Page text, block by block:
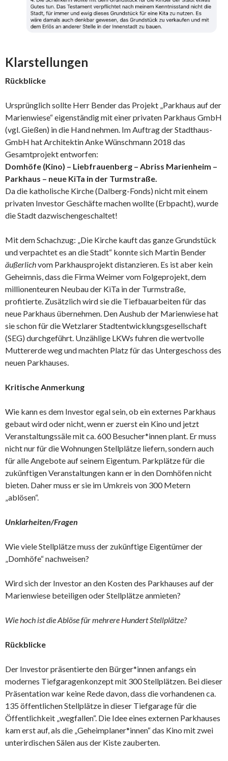
Klarstellungen
Rückblicke
Ursprünglich sollte Herr Bender das Projekt „Parkhaus auf der
Marienwiese“ eigenständig mit einer privaten Parkhaus GmbH
(vgl. Gießen) in die Hand nehmen. Im Auftrag der Stadthaus-
GmbH hat Architektin Anke Wünschmann 2018 das
Gesamtprojekt entworfen:
Domhöfe (Kino) – Liebfrauenberg – Abriss Marienheim –
Parkhaus – neue KiTa in der Turmstraße.
Da die katholische Kirche (Dalberg-Fonds) nicht mit einem
privaten Investor Geschäfte machen wollte (Erbpacht), wurde
die Stadt dazwischengeschaltet!
Mit dem Schachzug: „Die Kirche kauft das ganze Grundstück
und verpachtet es an die Stadt“ konnte sich Martin Bender
äußerlichvom Parkhausprojekt distanzieren. Es ist aber kein
Geheimnis, dass die Firma Weimer vom Folgeprojekt, dem
millionenteuren Neubau der KiTa in der Turmstraße,
profitierte. Zusätzlich wird sie die Tiefbauarbeiten für das
neue Parkhaus übernehmen. Den Aushub der Marienwiese hat
sie schon für die Wetzlarer Stadtentwicklungsgesellschaft
(SEG) durchgeführt. Unzählige LKWs fuhren die wertvolle
Muttererde weg und machten Platz für das Untergeschoss des
neuen Parkhauses.
Kritische Anmerkung
Wie kann es dem Investor egal sein, ob ein externes Parkhaus
gebaut wird oder nicht, wenn er zuerst ein Kino und jetzt
Veranstaltungssäle mit ca. 600 Besucher*innen plant. Er muss
nicht nur für die Wohnungen Stellplätze liefern, sondern auch
für alle Angebote auf seinem Eigentum. Parkplätze für die
zukünftigen Veranstaltungen kann er in den Domhöfen nicht
bieten. Daher muss er sie im Umkreis von 300 Metern
„ablösen“.
Unklarheiten/Fragen
Wie viele Stellplätze muss der zukünftige Eigentümer der
„Domhöfe“ nachweisen?
Wird sich der Investor an den Kosten des Parkhauses auf der
Marienwiese beteiligen oder Stellplätze anmieten?
Wie hoch ist die Ablöse für mehrere Hundert Stellplätze?
Rückblicke
Der Investor präsentierte den Bürger*innen anfangs ein
modernes Tiefgaragenkonzept mit 300 Stellplätzen. Bei dieser
Präsentation war keine Rede davon, dass die vorhandenen ca.
135 öffentlichen Stellplätze in dieser Tiefgarage für die
Öffentlichkeit „wegfallen“. Die Idee eines externen Parkhauses
kam erst auf, als die „Geheimplaner*innen“ das Kino mit zwei
unterirdischen Sälen aus der Kiste zauberten.